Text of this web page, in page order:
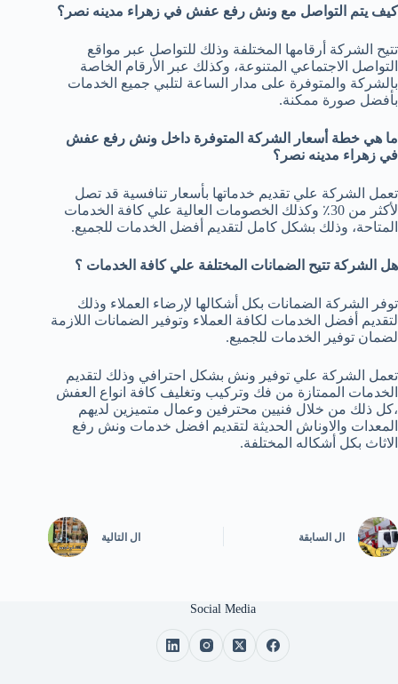
كيف يتم التواصل مع ونش رفع عفش في زهراء مدينه نصر؟
تتيح الشركة أرقامها المختلفة وذلك للتواصل عبر مواقع
التواصل الاجتماعي المتنوعة، وكذلك عبر الأرقام الخاصة
بالشركة والمتوفرة على مدار الساعة لتلبي جميع الخدمات
بأفضل صورة ممكنة.
ما هي خطة أسعار الشركة المتوفرة داخل ونش رفع عفش
في زهراء مدينه نصر؟
تعمل الشركة علي تقديم خدماتها بأسعار تنافسية قد تصل
لأكثر من 30٪ وكذلك الخصومات العالية علي كافة الخدمات
المتاحة، وذلك بشكل كامل لتقديم أفضل الخدمات للجميع.
هل الشركة تتيح الضمانات المختلفة علي كافة الخدمات ؟
توفر الشركة الضمانات بكل أشكالها لإرضاء العملاء وذلك
لتقديم أفضل الخدمات لكافة العملاء وتوفير الضمانات اللازمة
لضمان توفير الخدمات للجميع.
تعمل الشركة علي توفير ونش بشكل احترافي وذلك لتقديم
الخدمات الممتازة من فك وتركيب وتغليف كافة انواع العفش
،كل ذلك من خلال فنيين محترفين وعمال متميزين لديهم
المعدات والاوناش الحديثة لتقديم افضل خدمات ونش رفع
الاثاث بكل أشكاله المختلفة.
ال السابقة ال التالية
Social Media